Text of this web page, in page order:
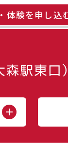
体験を申し込